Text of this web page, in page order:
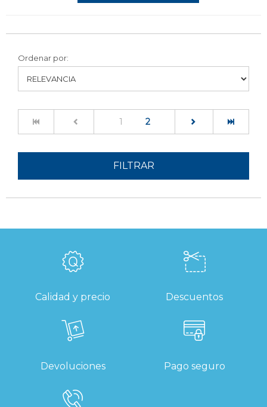
Ordenar por:
1 (current)
2
FILTRAR
Calidad y precio Descuentos
Devoluciones Pago seguro